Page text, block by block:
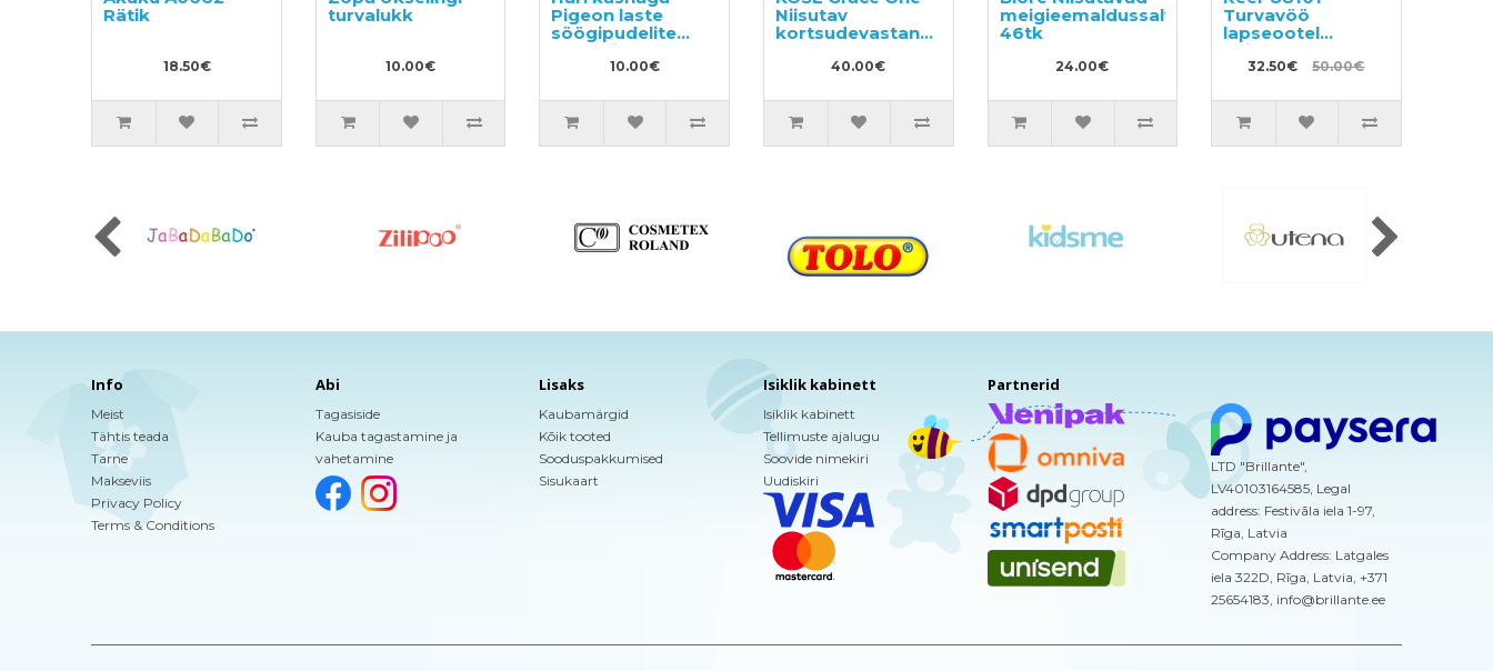
Rätik
18.50€
turvalukk
10.00€
Pigeon laste
söögipudelite
pesemiseks, 1 tk
10.00€
Niisutav
kortsudevastane
täitepakend 90g
40.00€
meigieemaldussalvrätikud
46tk
24.00€
Turvavöö
lapseootel
naistele
32.50€ 50.00€
Info
Meist
Tähtis teada
Tarne
Makseviis
Privacy Policy
Terms & Conditions
Abi
Tagasiside
Kauba tagastamine ja
vahetamine
Lisaks
Kaubamärgid
Kõik tooted
Sooduspakkumised
Sisukaart
Isiklik kabinett
Isiklik kabinett
Tellimuste ajalugu
Soovide nimekiri
Uudiskiri
Partnerid
LTD "Brillante",
LV40103164585, Legal
address: Festivāla iela 1-97,
Rīga, Latvia
Company Address: Latgales
iela 322D, Rīga, Latvia, +371
25654183, info@brillante.ee